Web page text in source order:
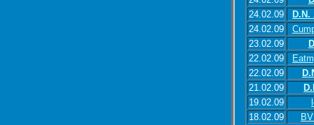
24.02.09
24.02.09
23.02.09
22.02.09
22.02.09
21.02.09
19.02.09
18.02.09